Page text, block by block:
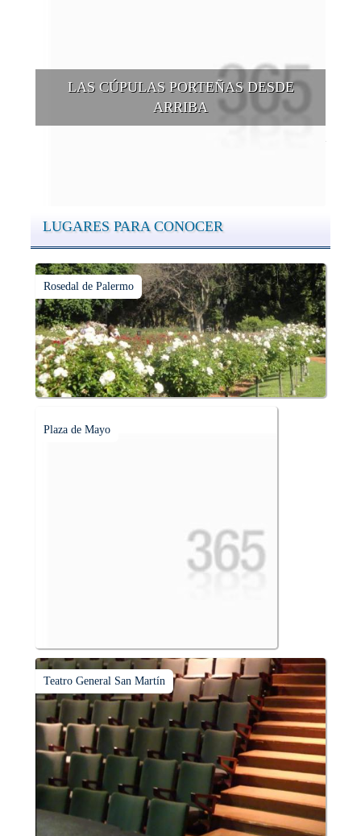
LAS CÚPULAS PORTEÑAS DESDE
ARRIBA
LUGARES PARA CONOCER
Rosedal de Palermo
Plaza de Mayo
Teatro General San Martín